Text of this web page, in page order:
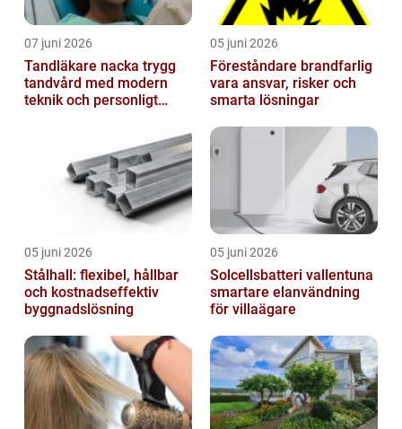
07 juni 2026
Tandläkare nacka trygg
tandvård med modern
teknik och personligt
05 juni 2026
Föreståndare brandfarlig
vara ansvar, risker och
smarta lösningar
05 juni 2026
Stålhall: flexibel, hållbar
och kostnadseffektiv
byggnadslösning
05 juni 2026
Solcellsbatteri vallentuna
smartare elanvändning
för villaägare